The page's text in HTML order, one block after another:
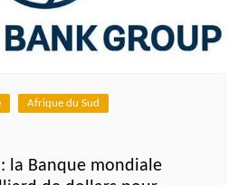
Afrique du Sud
la Banque mondiale